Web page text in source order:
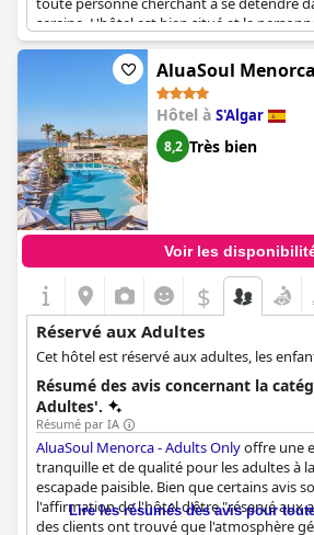
sereine. L'hôtel est bien situé et le
amical, ce qui lui vaut une note parfaite de
nombreux clients. Les couples en lune de
particulièrement l'expérience idyllique de l'
et de nombreux
l'hôtel pour un séjour confortable et
un endroit pour vous détendre et vous
pas de visiter l'ARTIEM Carlos - Adults Only
prochaines vacances.
AluaSoul
Hôtel à S'Algar
8,2 Très bien
Voir les
$
Réservé aux Adultes
Cet hôtel est réservé aux adultes, les
Résumé des avis concernant la
Adultes'.
Résumé par IA
AluaSoul Menorca - Adults Onlyoffre une
tranquille et de qualité pour les adultes à
escapade paisible. Bien que certains avis
l'affirmation de l'hôtel d'être "réservé aux
des clients ont trouvé que l'atmosphère
Lire les résumés des avis pour